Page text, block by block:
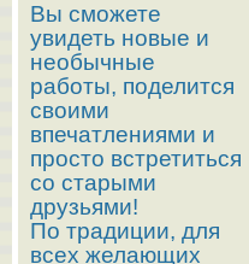
Вы сможете
увидеть новые и
необычные
работы, поделится
своими
впечатлениями и
просто встретиться
со старыми
друзьями!
По традиции, для
всех желающих